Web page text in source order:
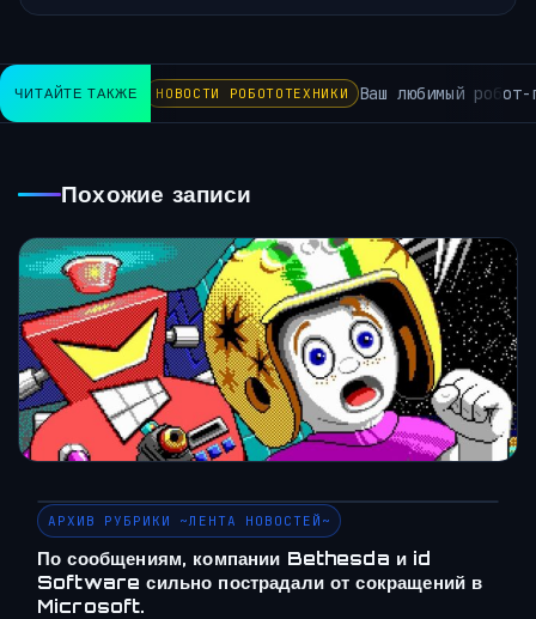
ЧИТАЙТЕ ТАКЖЕНОВОСТИ РОБОТОТЕХНИКИ Ваш любимый робот-
Похожие записи
АРХИВ РУБРИКИ ~ЛЕНТА НОВОСТЕЙ~
По сообщениям, компании Bethesda и id
Software сильно пострадали от сокращений в
Microsoft.